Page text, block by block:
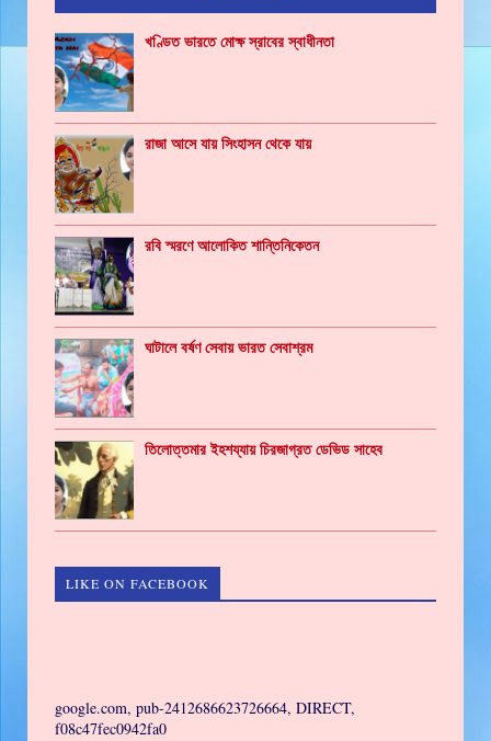
খণ্ডিত ভারতে মোক্ষ স্রাবের স্বাধীনতা
রাজা আসে যায় সিংহাসন থেকে যায়
রবি স্মরণে আলোকিত শান্তিনিকেতন
ঘাটালে বর্ষণ সেবায় ভারত সেবাশ্রম
তিলোত্তমার ইহশয্যায় চিরজাগ্রত ডেভিড সাহেব
LIKE ON FACEBOOK
google.com, pub-2412686623726664, DIRECT,
f08c47fec0942fa0